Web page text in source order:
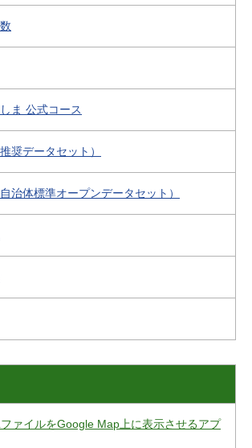
ま 公式コース
奨データセット）
治体標準オープンデータセット）
ァイルをGoogle Map上に表示させるアプ